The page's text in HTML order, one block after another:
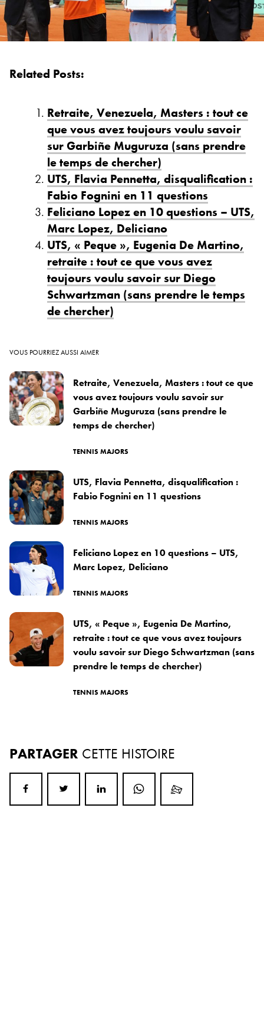
Related Posts:
Retraite, Venezuela, Masters : tout ce
que vous avez toujours voulu savoir
sur Garbiñe Muguruza (sans prendre
le temps de chercher)
UTS, Flavia Pennetta, disqualification :
Fabio Fognini en 11 questions
Feliciano Lopez en 10 questions – UTS,
Marc Lopez, Deliciano
UTS, « Peque », Eugenia De Martino,
retraite : tout ce que vous avez
toujours voulu savoir sur Diego
Schwartzman (sans prendre le temps
de chercher)
VOUS POURRIEZ AUSSI AIMER
Retraite, Venezuela, Masters : tout ce que
vous avez toujours voulu savoir sur
Garbiñe Muguruza (sans prendre le
temps de chercher)
TENNIS MAJORS
UTS, Flavia Pennetta, disqualification :
Fabio Fognini en 11 questions
TENNIS MAJORS
Feliciano Lopez en 10 questions – UTS,
Marc Lopez, Deliciano
TENNIS MAJORS
UTS, « Peque », Eugenia De Martino,
retraite : tout ce que vous avez toujours
voulu savoir sur Diego Schwartzman (sans
prendre le temps de chercher)
TENNIS MAJORS
PARTAGER CETTE HISTOIRE